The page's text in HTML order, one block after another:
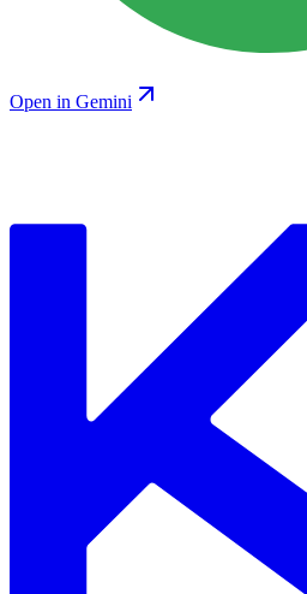
Open in Gemini